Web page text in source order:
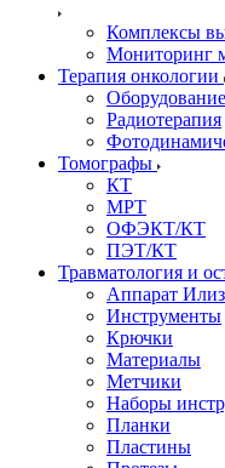
Комплексы
Мониторинг
Терапия онкологии
Радиотерапия
Томографы
КТ
МРТ
ОФЭКТ/КТ
ПЭТ/КТ
Травматология и
Аппарат
Инструменты
Крючки
Материалы
Метчики
Наборы
Планки
Пластины